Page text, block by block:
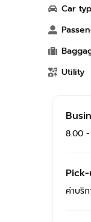
Car
Utility
8.00
ค่าบริ